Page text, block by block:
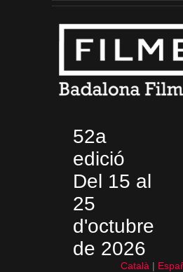
52a
edició
Del 15 al
25
d'octubre
de 2026
Català